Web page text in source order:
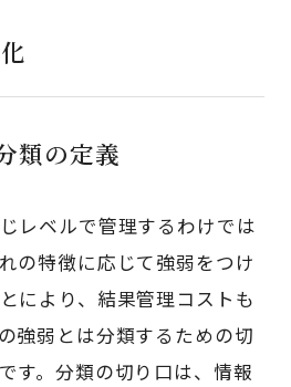
類の定義
レベルで管理するわけでは
の特徴に応じて強弱をつけ
により、結果管理コストも
強弱とは分類するための切
す。分類の切り口は、情報